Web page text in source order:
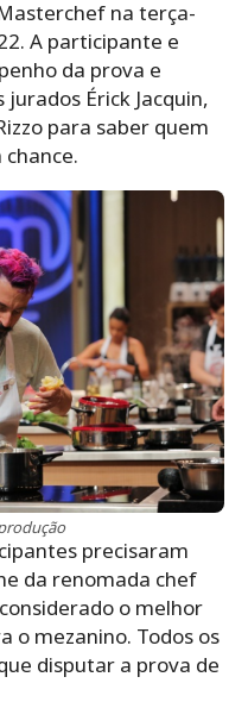
na terça-
A participante e
da prova e
Érick Jacquin,
para saber quem
precisaram
da renomada chef
o melhor
o mezanino. Todos os
disputar a prova de